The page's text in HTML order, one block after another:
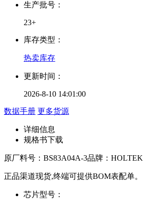
生产批号：
23+
库存类型：
热卖库存
更新时间：
2026-8-10 14:01:00
数据手册 更多货源
详细信息
规格书下载
原厂料号： BS83A04A-3品牌： HOLTEK
正品渠道现货,终端可提供BOM表配单。
芯片型号：